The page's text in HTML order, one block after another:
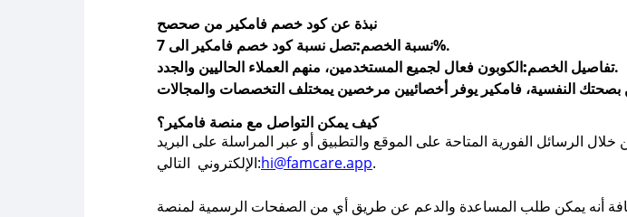
نبذة عن كود خصم فامكير من صحصح
نسبة الخصم:تصل نسبة كود خصم فامكير الى 7%.
تفاصيل الخصم:الكوبون فعال لجميع المستخدمين، منهم العملاء الحاليين والجدد.
كيف يمكن التواصل مع منصة فامكير؟
الرسائل الفورية المتاحة على الموقع والتطبيق أو عبر المراسلة على البريد
الإلكتروني التالي:hi@famcare.app.